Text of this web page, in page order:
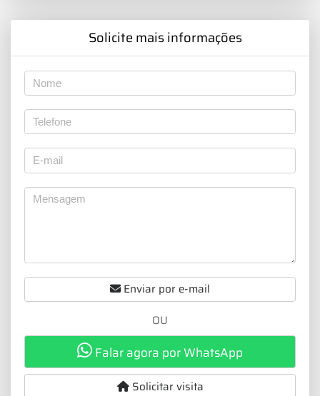
Solicite mais informações
Enviar por e-mail
OU
Falar agora por WhatsApp
Solicitar visita